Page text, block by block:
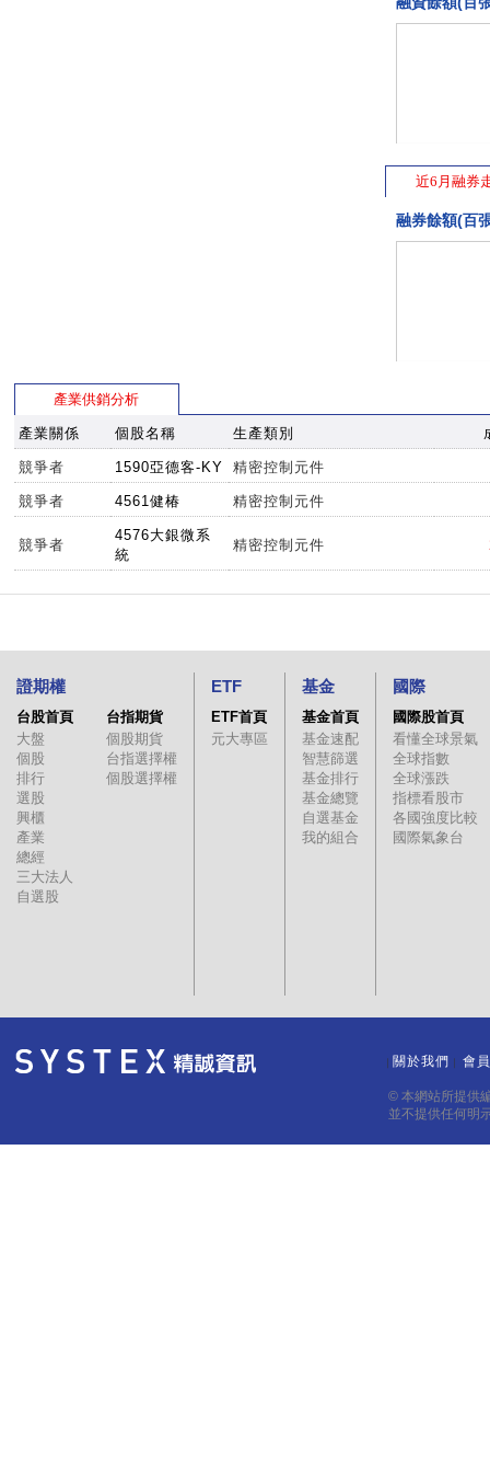
近6月融券
融券餘額(百
產業供銷分析
產業關係 個股名稱 生產類別
競爭者 1590亞德客-KY 精密控制元件
競爭者 4561健椿 精密控制元件
競爭者
4576大銀微系
統
精密控制元件
證期權
台股首頁
大盤
個股
排行
選股
興櫃
產業
總經
三大法人
自選股
台指期貨
個股期貨
台指選擇權
個股選擇權
ETF
ETF首頁
元大專區
基金
基金首頁
基金速配
智慧篩選
基金排行
基金總覽
自選基金
我的組合
國際
國際股首頁
看懂全球景氣
全球指數
全球漲跌
指標看股市
各國強度比較
國際氣象台
關於我們 會
© 本網站所提供
並不提供任何明